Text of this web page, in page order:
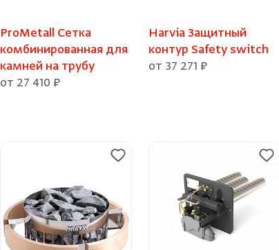
ProMetall Сетка
комбинированная для
камней на трубу
от 27 410 ₽
Harvia Защитный
контур Safety switch
от 37 271 ₽